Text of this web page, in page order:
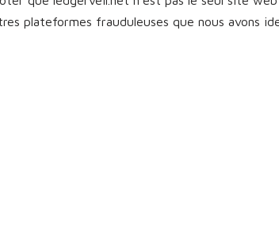
plateformes frauduleuses que nous avons